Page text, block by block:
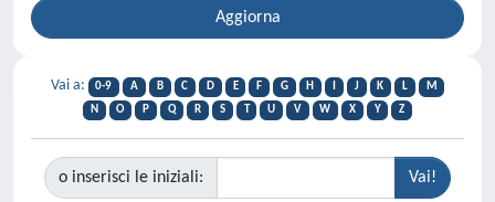
Vai a: 0-9 A B C D E F G H J K L
M
N
O P Q R S T U V W X Y Z
o inserisci le iniziali: